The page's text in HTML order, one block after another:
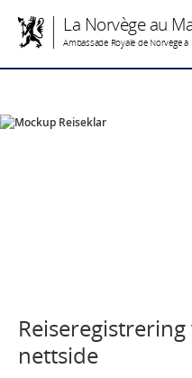
La Norvège au
Ambassade Royale de Norvège à
nettside